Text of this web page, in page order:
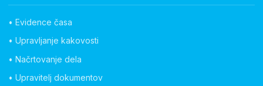
• Evidence časa
• Upravljanje kakovosti
• Načrtovanje dela
• Upravitelj dokumentov